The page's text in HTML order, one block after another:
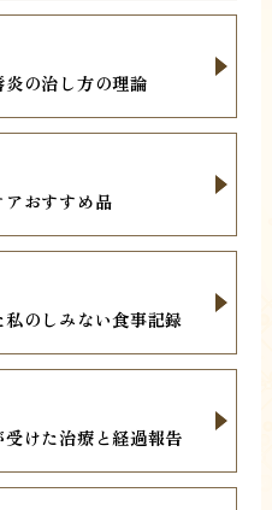
の治し方の理論
おすすめ品
のしみない食事記録
けた治療と経過報告